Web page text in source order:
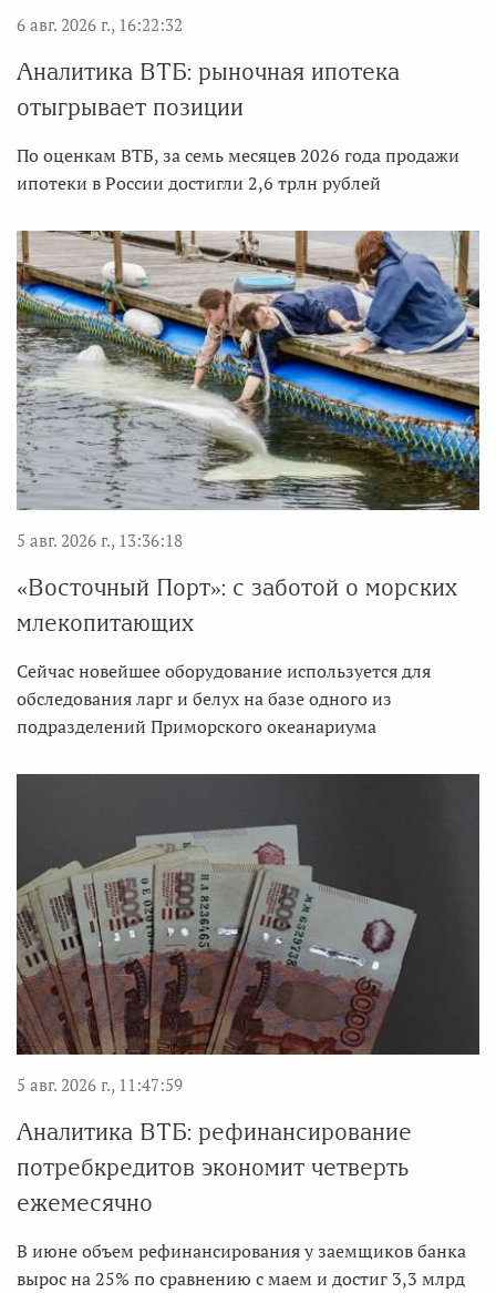
6 авг. 2026 г., 16:22:32
Аналитика ВТБ: рыночная ипотека
отыгрывает позиции
По оценкам ВТБ, за семь месяцев 2026 года продажи
ипотеки в России достигли 2,6 трлн рублей
5 авг. 2026 г., 13:36:18
«Восточный Порт»: с заботой о морских
млекопитающих
Сейчас новейшее оборудование используется для
обследования ларг и белух на базе одного из
подразделений Приморского океанариума
5 авг. 2026 г., 11:47:59
Аналитика ВТБ: рефинансирование
потребкредитов экономит четверть
ежемесячно
В июне объем рефинансирования у заемщиков банка
вырос на 25% по сравнению с маем и достиг 3,3 млрд